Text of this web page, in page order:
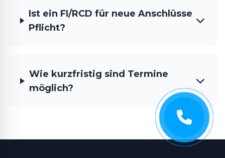
Ist ein FI/RCD für neue Anschlüsse
Pflicht?
Wie kurzfristig sind Termine
möglich?